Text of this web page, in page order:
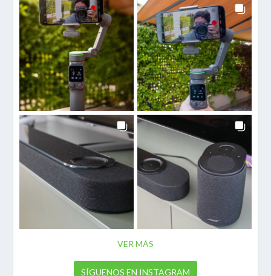
VER MÁS
SÍGUENOS EN INSTAGRAM